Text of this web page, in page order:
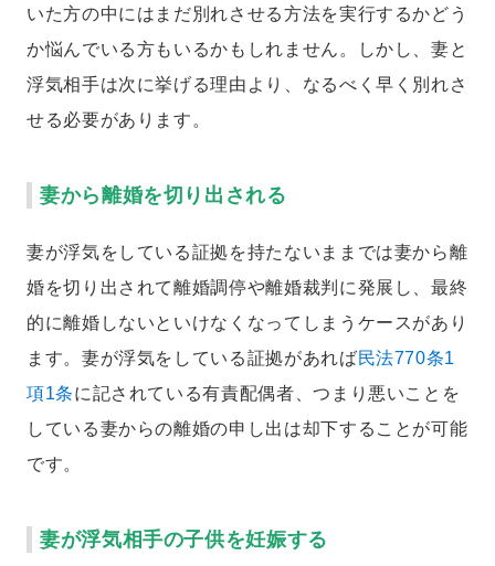
いた方の中にはまだ別れさせる方法を実行するかどう
か悩んでいる方もいるかもしれません。しかし、妻と
浮気相手は次に挙げる理由より、なるべく早く別れさ
せる必要があります。
妻から離婚を切り出される
妻が浮気をしている証拠を持たないままでは妻から離
婚を切り出されて離婚調停や離婚裁判に発展し、最終
的に離婚しないといけなくなってしまうケースがあり
ます。妻が浮気をしている証拠があれば民法770条1
項1条に記されている有責配偶者、つまり悪いことを
している妻からの離婚の申し出は却下することが可能
です。
妻が浮気相手の子供を妊娠する